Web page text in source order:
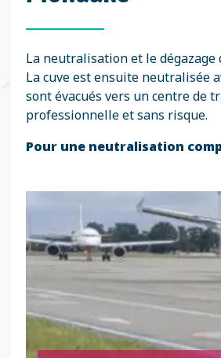
La neutralisation et le
La cuve est ensuite neutralisée
sont évacués vers un centre de
professionnelle et sans risque.
Pour une neutralisation